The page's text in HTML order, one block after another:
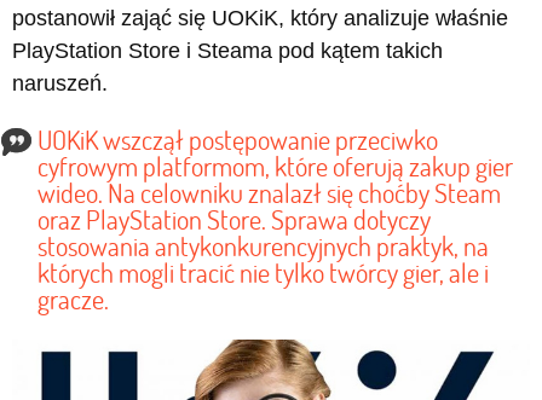
postanowił zająć się UOKiK, który analizuje właśnie
PlayStation Store i Steama pod kątem takich
naruszeń.
UOKiK wszczął postępowanie przeciwko
cyfrowym platformom, które oferują zakup gier
wideo. Na celowniku znalazł się choćby Steam
oraz PlayStation Store. Sprawa dotyczy
stosowania antykonkurencyjnych praktyk, na
których mogli tracić nie tylko twórcy gier, ale i
gracze.